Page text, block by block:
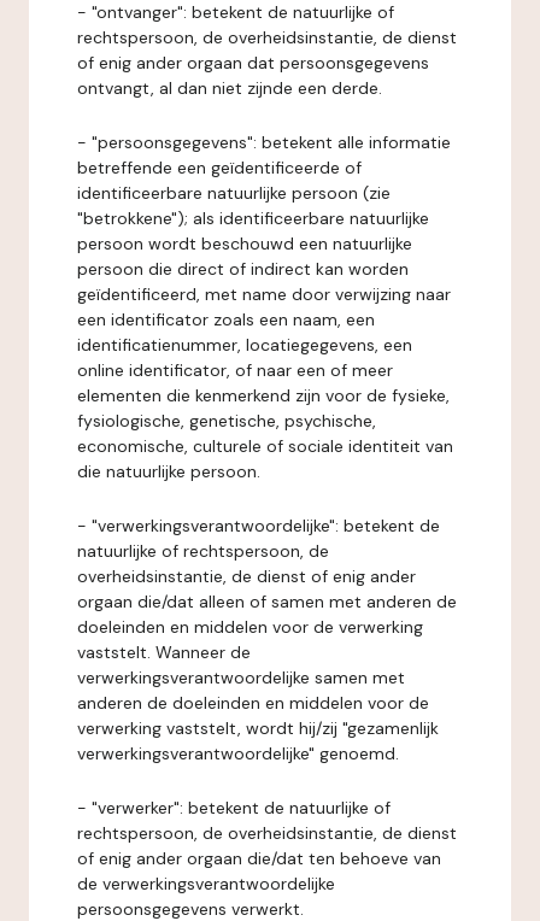
- "ontvanger": betekent de natuurlijke of
rechtspersoon, de overheidsinstantie, de dienst
of enig ander orgaan dat persoonsgegevens
ontvangt, al dan niet zijnde een derde.
- "persoonsgegevens": betekent alle informatie
betreffende een geïdentificeerde of
identificeerbare natuurlijke persoon (zie
"betrokkene"); als identificeerbare natuurlijke
persoon wordt beschouwd een natuurlijke
persoon die direct of indirect kan worden
geïdentificeerd, met name door verwijzing naar
een identificator zoals een naam, een
identificatienummer, locatiegegevens, een
online identificator, of naar een of meer
elementen die kenmerkend zijn voor de fysieke,
fysiologische, genetische, psychische,
economische, culturele of sociale identiteit van
die natuurlijke persoon.
- "verwerkingsverantwoordelijke": betekent de
natuurlijke of rechtspersoon, de
overheidsinstantie, de dienst of enig ander
orgaan die/dat alleen of samen met anderen de
doeleinden en middelen voor de verwerking
vaststelt. Wanneer de
verwerkingsverantwoordelijke samen met
anderen de doeleinden en middelen voor de
verwerking vaststelt, wordt hij/zij "gezamenlijk
verwerkingsverantwoordelijke" genoemd.
- "verwerker": betekent de natuurlijke of
rechtspersoon, de overheidsinstantie, de dienst
of enig ander orgaan die/dat ten behoeve van
de verwerkingsverantwoordelijke
persoonsgegevens verwerkt.